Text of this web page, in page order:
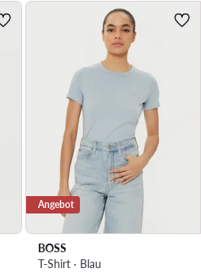
Angebot
BOSS
T-Shirt · Blau